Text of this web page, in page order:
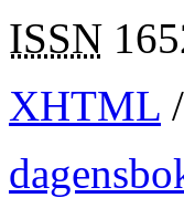
ISSN
XHTML /